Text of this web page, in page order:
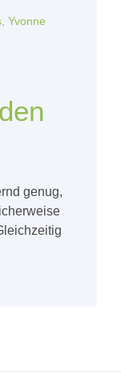
Yvonne
genug,